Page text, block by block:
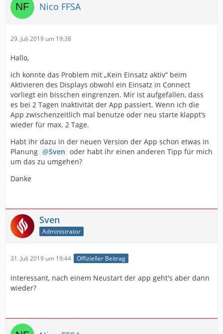
Nico FFSA
29. Juli 2019 um 19:38
Hallo,
ich konnte das Problem mit „Kein Einsatz aktiv“ beim
Aktivieren des Displays obwohl ein Einsatz in Connect
vorliegt ein bisschen eingrenzen. Mir ist aufgefallen, dass
es bei 2 Tagen Inaktivität der App passiert. Wenn ich die
App zwischenzeitlich mal benutze oder neu starte klappt‘s
wieder für max. 2 Tage.
Habt ihr dazu in der neuen Version der App schon etwas in
Planung
Sven oder habt ihr einen anderen Tipp für mich
um das zu umgehen?
Danke
Sven
Administrator
31. Juli 2019 um 19:44 Offizieller Beitrag
interessant, nach einem Neustart der app geht's aber dann
wieder?